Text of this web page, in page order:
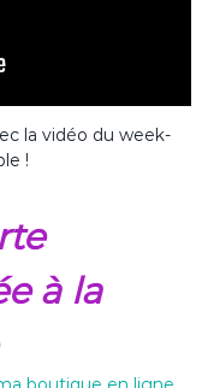
la vidéo du week-
!
à la